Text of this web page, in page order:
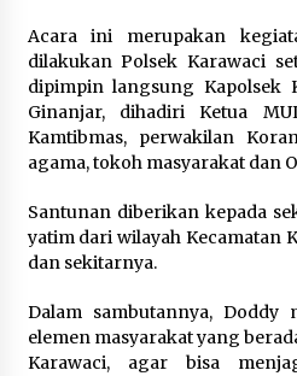
Kemenpar
sebagai
Berkelas
8 Agustus
Festival
Ekonomi
8 Agustus
Acara ini merupakan
dilakukan Polsek Karawaci
dipimpin langsung Kapolsek
Ginanjar, dihadiri Ketua
Kamtibmas, perwakilan
agama, tokoh masyarakat dan
Santunan diberikan kepada
yatim dari wilayah Kecamatan
dan sekitarnya.
Dalam sambutannya, Doddy
elemen masyarakat yang
Karawaci, agar bisa